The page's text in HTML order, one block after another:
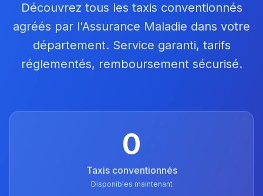
Découvrez tous les taxis conventionnés
agréés par l'Assurance Maladie dans votre
département. Service garanti, tarifs
réglementés, remboursement sécurisé.
0
Taxis conventionnés
Disponibles maintenant